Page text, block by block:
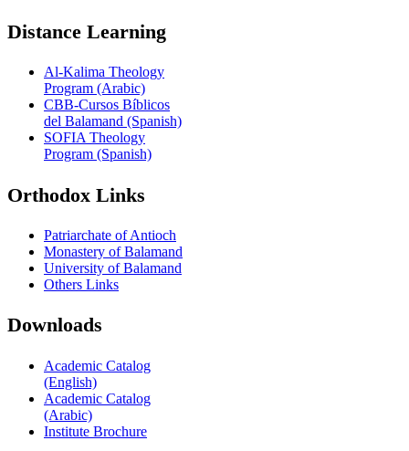
Distance Learning
Al-Kalima Theology
Program (Arabic)
CBB-Cursos Bíblicos
del Balamand (Spanish)
SOFIA Theology
Program (Spanish)
Orthodox Links
Patriarchate of Antioch
Monastery of Balamand
University of Balamand
Others Links
Downloads
Academic Catalog
(English)
Academic Catalog
(Arabic)
Institute Brochure